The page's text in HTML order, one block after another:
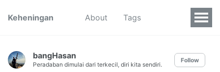
Keheningan About Tags
bangHasan
Peradaban dimulai dari terkecil, diri kita sendiri.
Follow